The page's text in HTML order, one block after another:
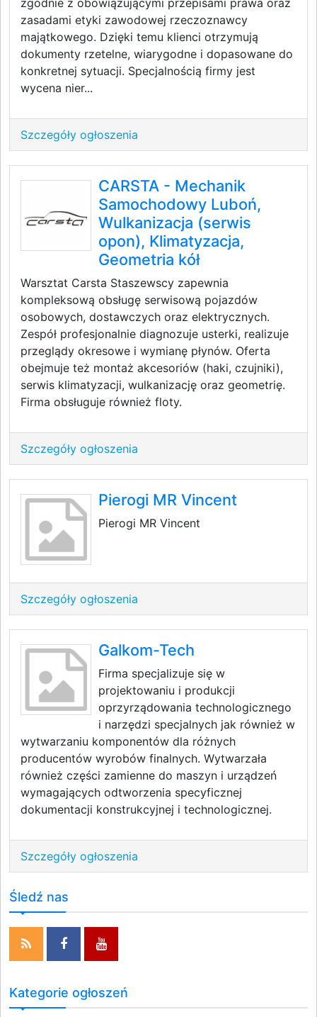
zgodnie z obowiązującymi przepisami prawa oraz
zasadami etyki zawodowej rzeczoznawcy
majątkowego. Dzięki temu klienci otrzymują
dokumenty rzetelne, wiarygodne i dopasowane do
konkretnej sytuacji. Specjalnością firmy jest
wycena nier...
Szczegóły ogłoszenia
CARSTA - Mechanik
Samochodowy Luboń,
Wulkanizacja (serwis
opon), Klimatyzacja,
Geometria kół
Warsztat Carsta Staszewscy zapewnia
kompleksową obsługę serwisową pojazdów
osobowych, dostawczych oraz elektrycznych.
Zespół profesjonalnie diagnozuje usterki, realizuje
przeglądy okresowe i wymianę płynów. Oferta
obejmuje też montaż akcesoriów (haki, czujniki),
serwis klimatyzacji, wulkanizację oraz geometrię.
Firma obsługuje również floty.
Szczegóły ogłoszenia
Pierogi MR Vincent
Pierogi MR Vincent
Szczegóły ogłoszenia
Galkom-Tech
Firma specjalizuje się w
projektowaniu i produkcji
oprzyrządowania technologicznego
i narzędzi specjalnych jak również w
wytwarzaniu komponentów dla różnych
producentów wyrobów finalnych. Wytwarzała
również części zamienne do maszyn i urządzeń
wymagających odtworzenia specyficznej
dokumentacji konstrukcyjnej i technologicznej.
Szczegóły ogłoszenia
Śledź nas
Kategorie ogłoszeń